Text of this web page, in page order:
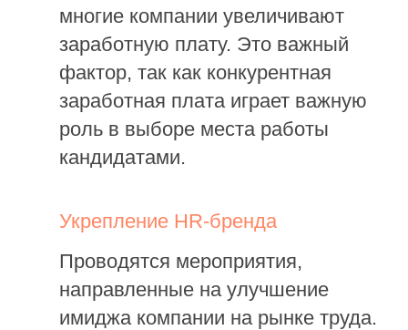
многие компании увеличивают
заработную плату. Это важный
фактор, так как конкурентная
заработная плата играет важную
роль в выборе места работы
кандидатами.
Укрепление HR-бренда
Проводятся мероприятия,
направленные на улучшение
имиджа компании на рынке труда.